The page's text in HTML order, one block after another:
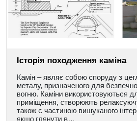
Історія походження каміна
Камін – являє собою споруду з
металу, призначеного для
вогню. Каміни використовуються
приміщення, створюють
також є частиною вишуканого
якщо глянути в…